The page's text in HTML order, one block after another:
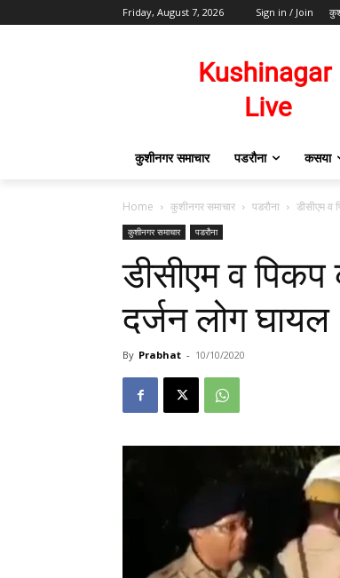
Friday, August 7, 2026 Sign in / Join
कुशीनगर समाचार पडरौना कसया
Home कुशीनगर समाचार पडरौना डीसीएम व
कुशीनगर समाचार पडरौना
डीसीएम व
दर्जन लोग घायल
By Prabhat - 10/10/2020